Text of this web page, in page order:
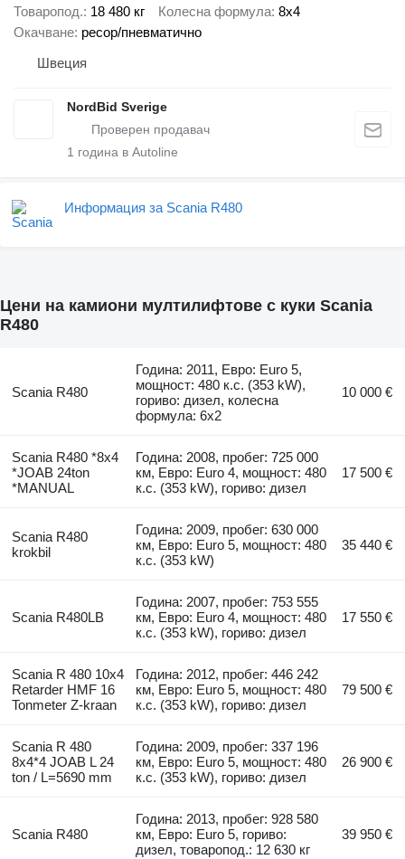
Товаропод. 18 480 кг Колесна формула 8x4
Окачване ресор/пневматично
Швеция
NordBid Sverige
1 година в Autoline
Информация за Scania R480
Цени на камиони мултилифтове с куки Scania
R480
Scania R480
Година: 2011, Евро: Euro 5,
мощност: 480 к.с. (353 kW),
гориво: дизел, колесна
формула: 6x2
10 000 €
Scania R480 *8x4
*JOAB 24ton
*MANUAL
Година: 2008, пробег: 725 000
км, Евро: Euro 4, мощност: 480
к.с. (353 kW), гориво: дизел
17 500 €
Scania R480
krokbil
Година: 2009, пробег: 630 000
км, Евро: Euro 5, мощност: 480
к.с. (353 kW)
35 440 €
Scania R480LB
Година: 2007, пробег: 753 555
км, Евро: Euro 4, мощност: 480
к.с. (353 kW), гориво: дизел
17 550 €
Scania R 480 10x4
Retarder HMF 16
Tonmeter Z-kraan
Година: 2012, пробег: 446 242
км, Евро: Euro 5, мощност: 480
к.с. (353 kW), гориво: дизел
79 500 €
Scania R 480
8x4*4 JOAB L 24
ton / L=5690 mm
Година: 2009, пробег: 337 196
км, Евро: Euro 5, мощност: 480
к.с. (353 kW), гориво: дизел
26 900 €
Scania R480
Година: 2013, пробег: 928 580
км, Евро: Euro 5, гориво:
дизел, товаропод.: 12 630 кг
39 950 €